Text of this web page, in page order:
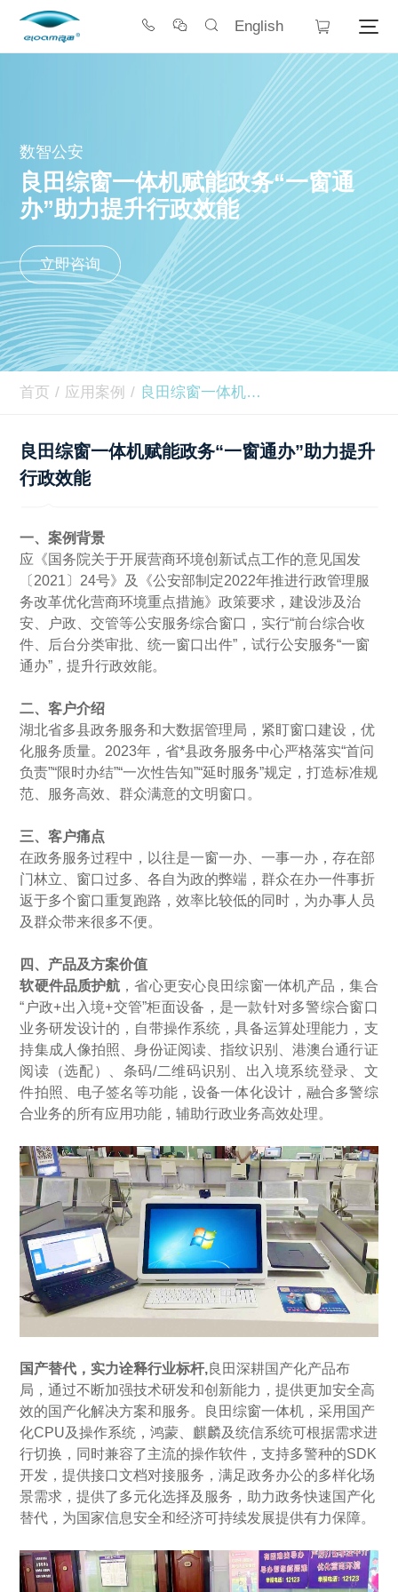
English
数智公安
良田综窗一体机赋能政务“一窗通
办”助力提升行政效能
立即咨询
首页 / 应用案例 / 良田综窗一体机赋能政务“一窗通办”助力提升行政效能
良田综窗一体机赋能政务“一窗通办”助力提升
行政效能
一、案例背景
应《国务院关于开展营商环境创新试点工作的意见国发
〔2021〕24号》及《公安部制定2022年推进行政管理服
务改革优化营商环境重点措施》政策要求，建设涉及治
安、户政、交管等公安服务综合窗口，实行“前台综合收
件、后台分类审批、统一窗口出件”，试行公安服务“一窗
通办”，提升行政效能。
二、客户介绍
湖北省多县政务服务和大数据管理局，紧盯窗口建设，优
化服务质量。2023年，省*县政务服务中心严格落实“首问
负责”“限时办结”“一次性告知”“延时服务”规定，打造标准规
范、服务高效、群众满意的文明窗口。
三、客户痛点
在政务服务过程中，以往是一窗一办、一事一办，存在部
门林立、窗口过多、各自为政的弊端，群众在办一件事折
返于多个窗口重复跑路，效率比较低的同时，为办事人员
及群众带来很多不便。
四、产品及方案价值
软硬件品质护航 ，省心更安心良田综窗一体机产品，集合
“户政+出入境+交管”柜面设备，是一款针对多警综合窗口
业务研发设计的，自带操作系统，具备运算处理能力，支
持集成人像拍照、身份证阅读、指纹识别、港澳台通行证
阅读（选配）、条码/二维码识别、出入境系统登录、文
件拍照、电子签名等功能，设备一体化设计，融合多警综
合业务的所有应用功能，辅助行政业务高效处理。
国产替代，实力诠释行业标杆,良田深耕国产化产品布
局，通过不断加强技术研发和创新能力，提供更加安全高
效的国产化解决方案和服务。良田综窗一体机，采用国产
化CPU及操作系统，鸿蒙、麒麟及统信系统可根据需求进
行切换，同时兼容了主流的操作软件，支持多警种的SDK
开发，提供接口文档对接服务，满足政务办公的多样化场
景需求，提供了多元化选择及服务，助力政务快速国产化
替代，为国家信息安全和经济可持续发展提供有力保障。